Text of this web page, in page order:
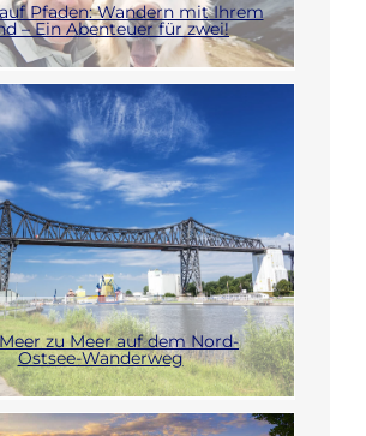
Pfaden: Wandern mit Ihrem
– Ein Abenteuer für zwei!
zu Meer auf dem Nord-
Ostsee-Wanderweg